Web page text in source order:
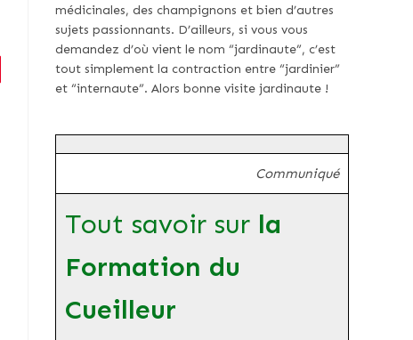
médicinales, des champignons et bien d’autres
sujets passionnants. D’ailleurs, si vous vous
demandez d’où vient le nom “jardinaute”, c’est
tout simplement la contraction entre “jardinier”
et “internaute”. Alors bonne visite jardinaute !
Communiqué
Tout savoir sur la
Formation du
Cueilleur